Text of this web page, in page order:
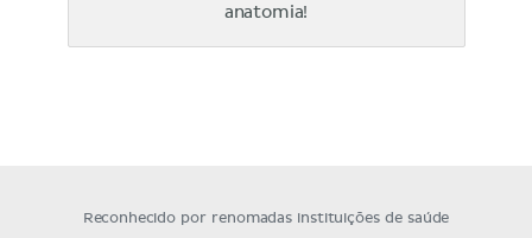
anatomia!
Reconhecido por renomadas instituições de saúde